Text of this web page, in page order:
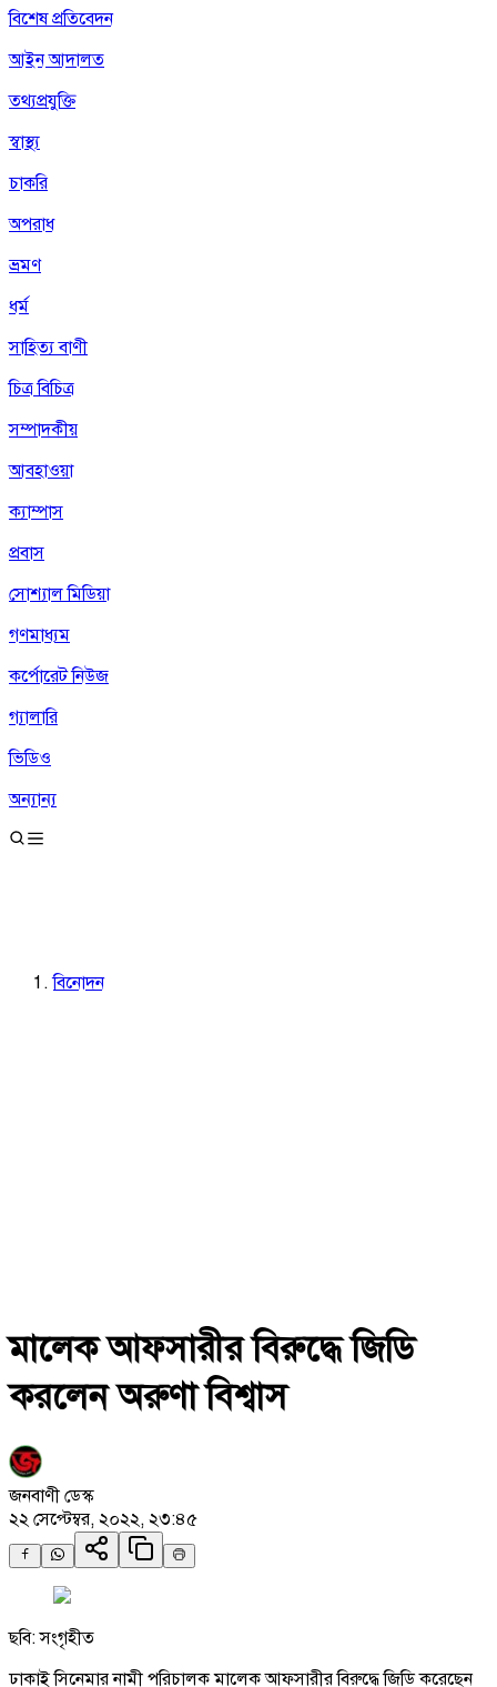
বিশেষ প্রতিবেদন
আইন আদালত
তথ্যপ্রযুক্তি
স্বাস্থ্য
চাকরি
অপরাধ
ভ্রমণ
ধর্ম
সাহিত্য বাণী
চিত্র বিচিত্র
সম্পাদকীয়
আবহাওয়া
ক্যাম্পাস
প্রবাস
সোশ্যাল মিডিয়া
গণমাধ্যম
কর্পোরেট নিউজ
গ্যালারি
ভিডিও
অন্যান্য
বিনোদন
মালেক আফসারীর বিরুদ্ধে জিডি
করলেন অরুণা বিশ্বাস
জনবাণী ডেস্ক
২২ সেপ্টেম্বর, ২০২২, ২৩:৪৫
ছবি: সংগৃহীত
ঢাকাই সিনেমার নামী পরিচালক মালেক আফসারীর বিরুদ্ধে জিডি করেছেন